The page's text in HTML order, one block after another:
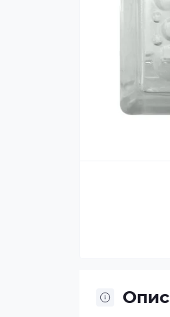
Опис